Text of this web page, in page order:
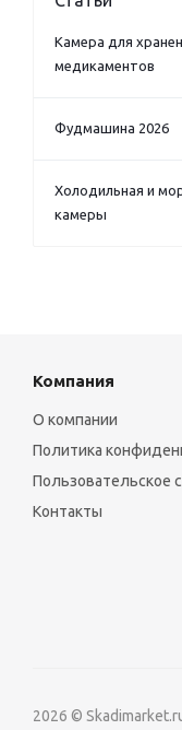
Камера для
медикаментов
Фудмашина 2026
Холодильная и
камеры
Компания
О компании
Политика
Пользовательское
Контакты
2026 ©